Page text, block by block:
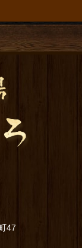
47